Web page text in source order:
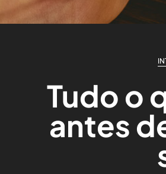
Tudo o
antes